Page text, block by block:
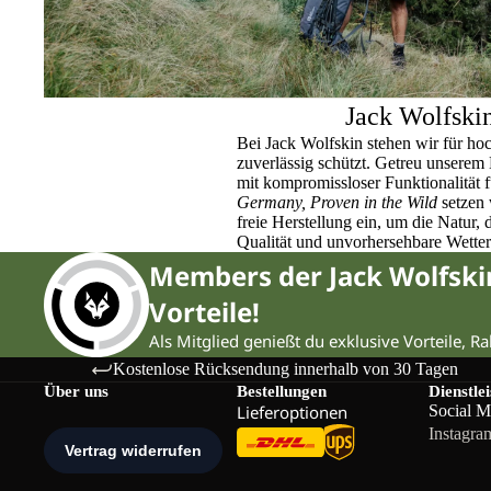
Jack
Bei Jack Wolfskin stehen wir für
zuverlässig schützt. Getreu
mit kompromissloser Funktionalität
Germany, Proven in the Wild
freie Herstellung ein, um die Natur,
Qualität und unvorhersehbare
Members der Jack
Vorteile!
Als Mitglied genießt du exklusive Vorteile,
Kostenlose Rücksendung innerhalb von 30 Tagen
Über uns Bestellungen
Lieferoptionen
Social